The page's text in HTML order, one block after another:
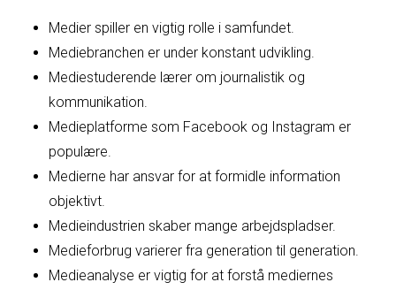
Medier spiller en vigtig rolle i samfundet.
Mediebranchen er under konstant udvikling.
Mediestuderende lærer om journalistik og
kommunikation.
Medieplatforme som Facebook og Instagram er
populære.
Medierne har ansvar for at formidle information
objektivt.
Medieindustrien skaber mange arbejdspladser.
Medieforbrug varierer fra generation til generation.
Medieanalyse er vigtig for at forstå mediernes